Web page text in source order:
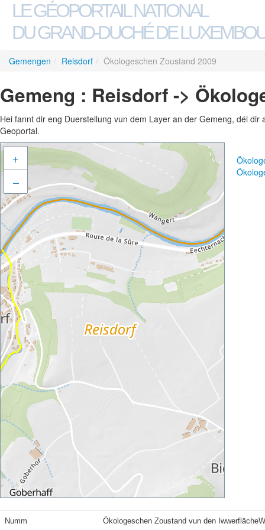
LE GÉOPORTAIL NATIONAL
DU GRAND-DUCHÉ DE
Gemengen / Reisdorf / Ökologeschen Zoustand 2009
Gemeng : Reisdorf ->
Hei fannt dir eng Duerstellung vun dem Layer an der Gemeng, déi
Geoportal.
+
–
Numm Ökologeschen Zoustand vun den